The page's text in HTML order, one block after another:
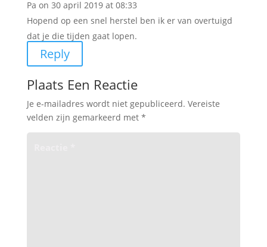
Pa on 30 april 2019 at 08:33
Hopend op een snel herstel ben ik er van overtuigd
dat je die tijden gaat lopen.
Reply
Plaats Een Reactie
Je e-mailadres wordt niet gepubliceerd. Vereiste
velden zijn gemarkeerd met *